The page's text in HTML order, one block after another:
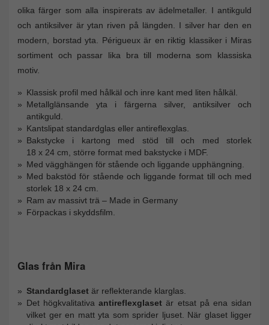
olika färger som alla inspirerats av ädelmetaller. I antikguld
och antiksilver är ytan riven på längden. I silver har den en
modern, borstad yta. Périgueux är en riktig klassiker i Miras
sortiment och passar lika bra till moderna som klassiska
motiv.
Klassisk profil med hålkäl och inre kant med liten hålkäl.
Metallglänsande yta i färgerna silver, antiksilver och
antikguld.
Kantslipat standardglas eller antireflexglas.
Bakstycke i kartong med stöd till och med storlek
18 x 24 cm, större format med bakstycke i MDF.
Med vägghängen för stående och liggande upphängning.
Med bakstöd för stående och liggande format till och med
storlek 18 x 24 cm.
Ram av massivt trä – Made in Germany
Förpackas i skyddsfilm.
Glas från Mira
Standardglaset är reflekterande klarglas.
Det högkvalitativaantireflexglaset är etsat på ena sidan
vilket ger en matt yta som sprider ljuset. När glaset ligger